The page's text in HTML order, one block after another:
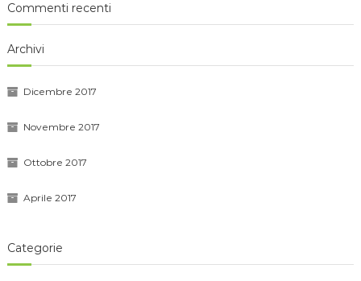
Commenti recenti
Archivi
Dicembre 2017
Novembre 2017
Ottobre 2017
Aprile 2017
Categorie